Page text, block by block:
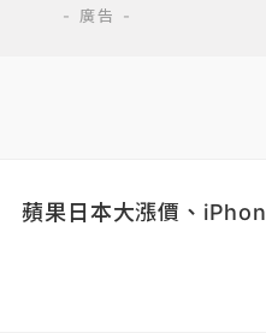
蘋果日本大漲價、